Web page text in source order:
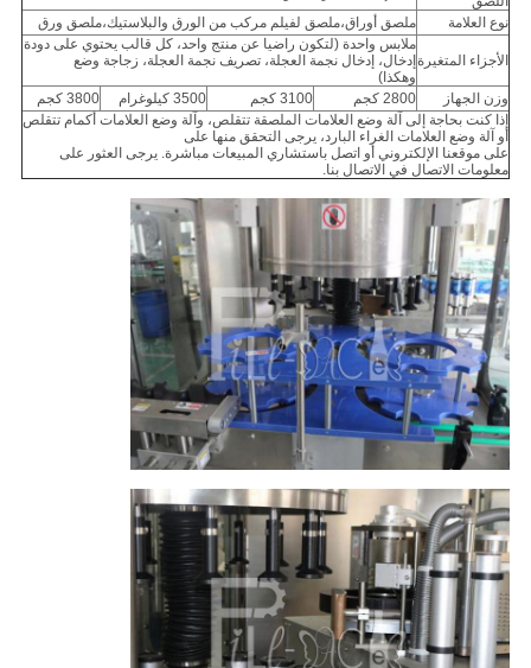
نوع العلامة
ملصق أوراق،ملصق لفيلم مركب من الورق والبلاستيك،ملصق ورق
الأجزاء المتغيرة
ملابس واحدة (لتكون راضيا عن منتج واحد، كل قالب يحتوي على دودة
إدخال، إدخال نجمة العجلة، تصريف نجمة العجلة، زجاجة وضع
وهكذا)
وزن الجهاز
2800 كجم 3100 كجم 3500 كيلوغرام
3800 كجم
إذا كنت بحاجة إلى آلة وضع العلامات الملصقة تتقلص، وآلة وضع العلامات أكمام تتقلص
أو آلة وضع العلامات الغراء البارد، يرجى التحقق منها على
على موقعنا الإلكتروني أو اتصل باستشاري المبيعات مباشرة. يرجى العثور على
معلومات الاتصال في الاتصال بنا.